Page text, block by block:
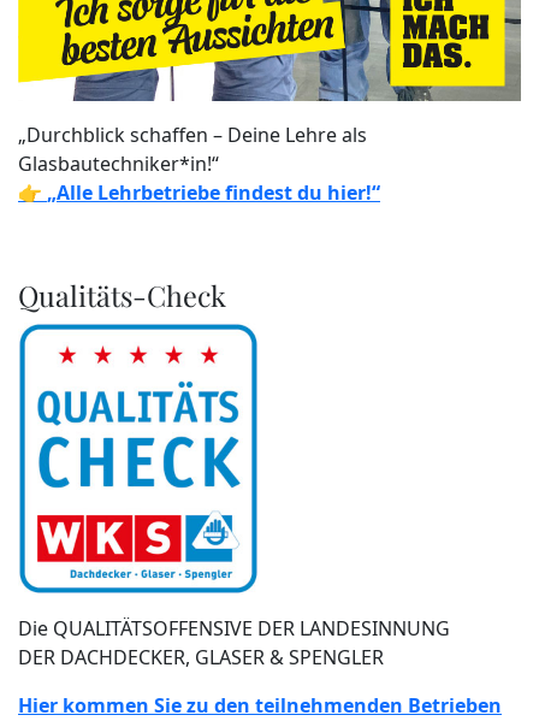
„Durchblick schaffen – Deine Lehre als
Glasbautechniker*in!“
👉 „Alle Lehrbetriebe findest du hier!“
Qualitäts-Check
Die QUALITÄTSOFFENSIVE DER LANDESINNUNG
DER DACHDECKER, GLASER & SPENGLER
Hier kommen Sie zu den teilnehmenden Betrieben